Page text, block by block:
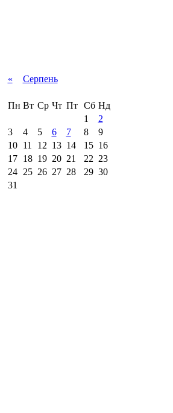
« Серпень
Пн Вт Ср Чт Пт Сб Нд
1
2
3
4 5 6 7 8
9
10
11 12 13 14 15 16
17
18 19 20 21 22 23
24
25 26 27 28 29 30
31